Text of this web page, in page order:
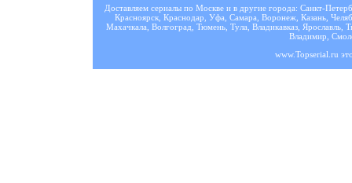
Доставляем сериалы по Москве и в другие города: Санкт-
Красноярск, Краснодар, Уфа, Самара, Воронеж, Казань,
Махачкала, Волгоград, Тюмень, Тула, Владикавказ, Ярославль,
Владимир,
www.Topserial.ru